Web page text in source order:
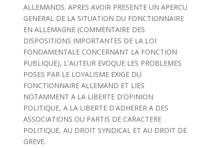
ALLEMANDS. APRES AVOIR PRESENTE UN APERCU
GENERAL DE LA SITUATION DU FONCTIONNAIRE
EN ALLEMAGNE (COMMENTAIRE DES
DISPOSITIONS IMPORTANTES DE LA LOI
FONDAMENTALE CONCERNANT LA FONCTION
PUBLIQUE), L'AUTEUR EVOQUE LES PROBLEMES
POSES PAR LE LOYALISME EXIGE DU
FONCTIONNAIRE ALLEMAND ET LIES
NOTAMMENT A LA LIBERTE D'OPINION
POLITIQUE, A LA LIBERTE D'ADHERER A DES
ASSOCIATIONS OU PARTIS DE CARACTERE
POLITIQUE, AU DROIT SYNDICAL ET AU DROIT DE
GREVE.